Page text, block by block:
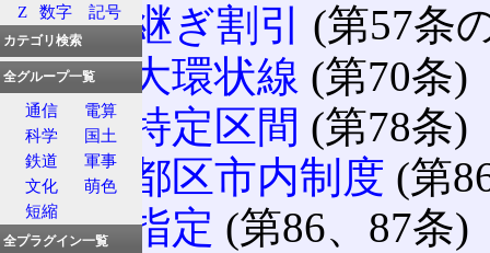
乗り継ぎ割引
(第57条
電車大環状線 (第70条)
電車特定区間 (第78条)
特定都区市内制度 (第
単駅指定 (第86、87条)
Z
数字 記号
カテゴリ検索
全グループ一覧
通信
電算
科学
国土
鉄道
軍事
文化
萌色
短縮
全プラグイン一覧